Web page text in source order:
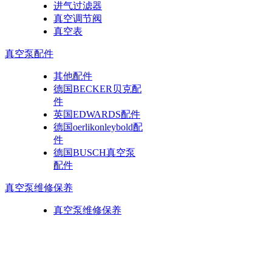
进气过滤器
真空调节阀
真空表
真空泵配件
其他配件
德国BECKER贝克配
件
英国EDWARDS配件
德国oerlikonleybold配
件
德国BUSCH真空泵
配件
真空泵维修保养
真空泵维修保养